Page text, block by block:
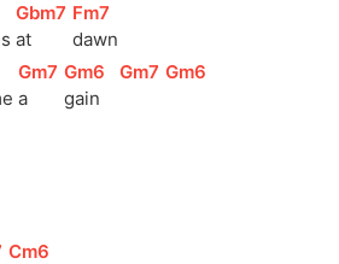
[
Gbm7 ]
at
[Fm7
dawn
[
Gm7 ]
a
[
Gm6
gain
[
Gm7 ]
[
Gm6
]
[
Cm6